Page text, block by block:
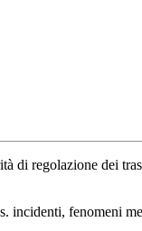
di regolazione dei
incidenti, fenomeni